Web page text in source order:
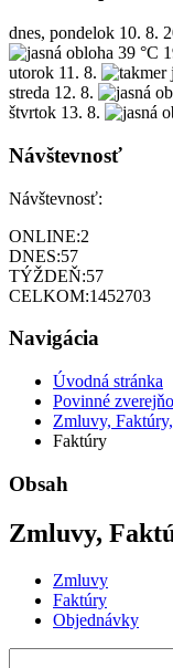
dnes, pondelok 10. 8.
39 °C
utorok 11. 8.
streda 12. 8.
štvrtok 13. 8.
Návštevnosť
Návštevnosť:
ONLINE:2
DNES:57
TÝŽDEŇ:57
CELKOM:1452703
Navigácia
Úvodná stránka
Povinné
Zmluvy,
Faktúry
Obsah
Zmluvy,
Zmluvy
Faktúry
Objednávky